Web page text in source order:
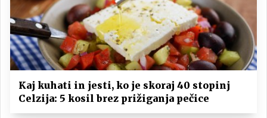
Kaj kuhati in jesti, ko je skoraj 40 stopinj
Celzija: 5 kosil brez prižiganja pečice